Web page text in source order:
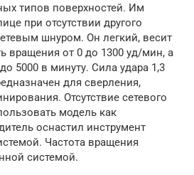
типов поверхностей. Им
при отсутствии другого
шнуром. Он легкий, весит
вращения от 0 до 1300 уд/мин, а
5000 в минуту. Сила удара 1,3
для сверления,
Отсутствие сетевого
модель как
оснастил инструмент
Частота вращения
системой.